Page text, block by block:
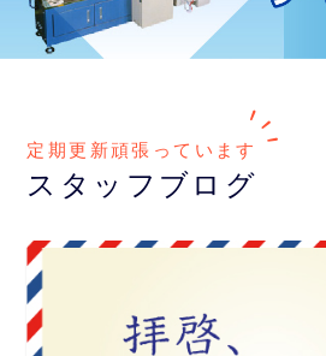
スタッフブログ
定期更新頑張っています